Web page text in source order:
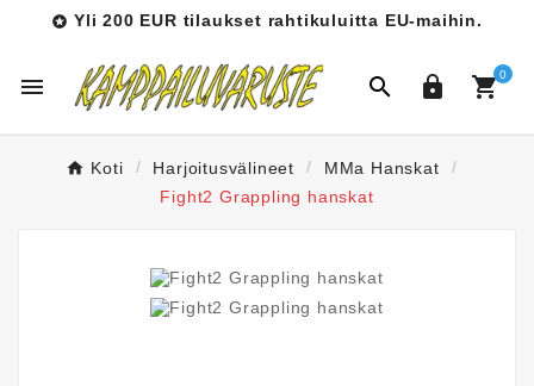
 Yli 200 EUR tilaukset rahtikuluitta EU-maihin.
   0
Koti Harjoitusvälineet
MMa Hanskat
Fight2 Grappling hanskat